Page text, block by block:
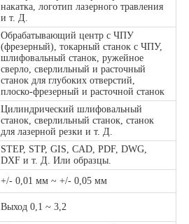
накатка, логотип лазерного травления
и т. Д.
Обрабатывающий центр с ЧПУ
(фрезерный), токарный станок с ЧПУ,
шлифовальный станок, ружейное
сверло, сверлильный и расточный
станок для глубоких отверстий,
плоско-фрезерный и расточной станок
Цилиндрический шлифовальный
станок, сверлильный станок, станок
для лазерной резки и т. Д.
STEP, STP, GIS, CAD, PDF, DWG,
DXF и т. Д. Или образцы.
+/- 0,01 мм ~ +/- 0,05 мм
Выход 0,1 ~ 3,2